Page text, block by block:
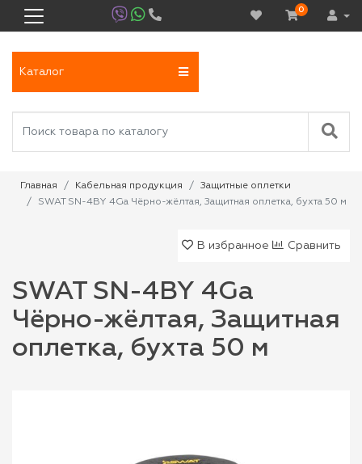
0
Каталог
Главная Кабельная продукция
Защитные оплетки
SWAT SN-4BY 4Ga Чёрно-жёлтая, Защитная оплетка, бухта 50 м
В избранное Сравнить
SWAT SN-4BY 4Ga
Чёрно-жёлтая, Защитная
оплетка, бухта 50 м